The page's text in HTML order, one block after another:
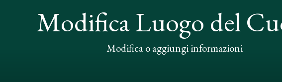
Modifica Luogo del
Modifica o aggiungi informazioni